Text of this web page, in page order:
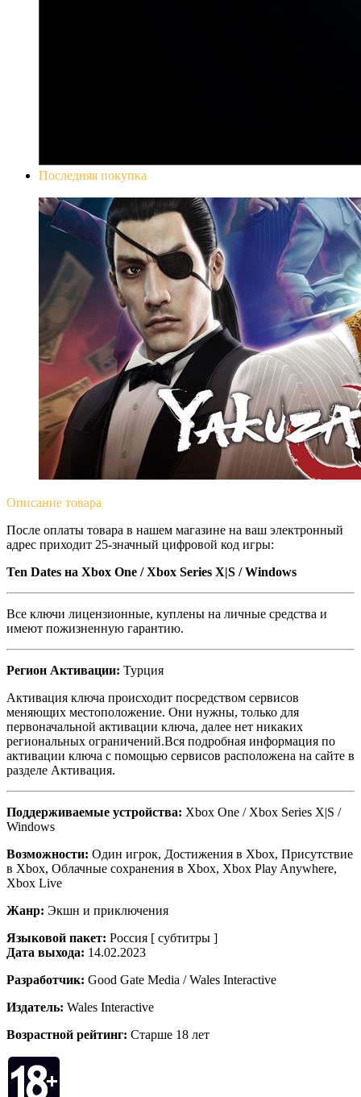
Последняя покупка
Описание товара
После оплаты товара в нашем магазине на ваш электронный
адрес приходит 25-значный цифровой код игры:
Ten Dates на Xbox One / Xbox Series X|S / Windows
Все ключи лицензионные, куплены на личные средства и
имеют пожизненную гарантию.
Регион Активации: Турция
Активация ключа происходит посредством сервисов
меняющих местоположение. Они нужны, только для
первоначальной активации ключа, далее нет никаких
региональных ограничений.Вся подробная информация по
активации ключа с помощью сервисов расположена на сайте в
разделе Активация.
Поддерживаемые устройства: Xbox One / Xbox Series X|S /
Windows
Возможности: Один игрок, Достижения в Xbox, Присутствие
в Xbox, Облачные сохранения в Xbox, Xbox Play Anywhere,
Xbox Live
Жанр: Экшн и приключения
Языковой пакет: Россия [ субтитры ]
Дата выхода: 14.02.2023
Разработчик: Good Gate Media / Wales Interactive
Издатель: Wales Interactive
Возрастной рейтинг: Старше 18 лет